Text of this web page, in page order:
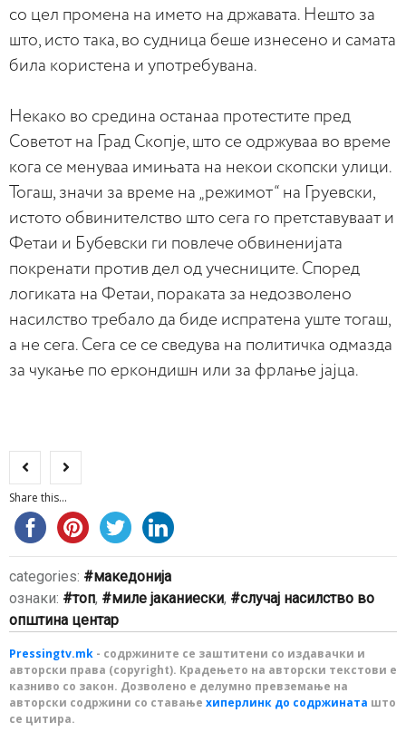
со цел промена на името на државата. Нешто за
што, исто така, во судница беше изнесено и самата
била користена и употребувана.
Некако во средина останаа протестите пред
Советот на Град Скопје, што се одржуваа во време
кога се менуваа имињата на некои скопски улици.
Тогаш, значи за време на „режимот“ на Груевски,
истото обвинителство што сега го претставуваат и
Фетаи и Бубевски ги повлече обвиненијата
покренати против дел од учесниците. Според
логиката на Фетаи, пораката за недозволено
насилство требало да биде испратена уште тогаш,
а не сега. Сега се се сведува на политичка одмазда
за чукање по еркондишн или за фрлање јајца.
Share this...
categories:
македонија
ознаки:
топ, миле јаканиески,
случај насилство во
општина центар
Pressingtv.mk - содржините се заштитени со издавачки и
авторски права (copyright). Крадењето на авторски текстови е
казниво со закон. Дозволено е делумно превземање на
авторски содржини со ставање хиперлинк до содржината што
се цитира.